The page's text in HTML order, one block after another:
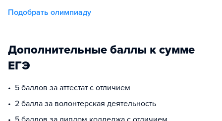
Подобрать олимпиаду
Дополнительные баллы к сумме
ЕГЭ
5 баллов за аттестат с отличием
2 балла за волонтерская деятельность